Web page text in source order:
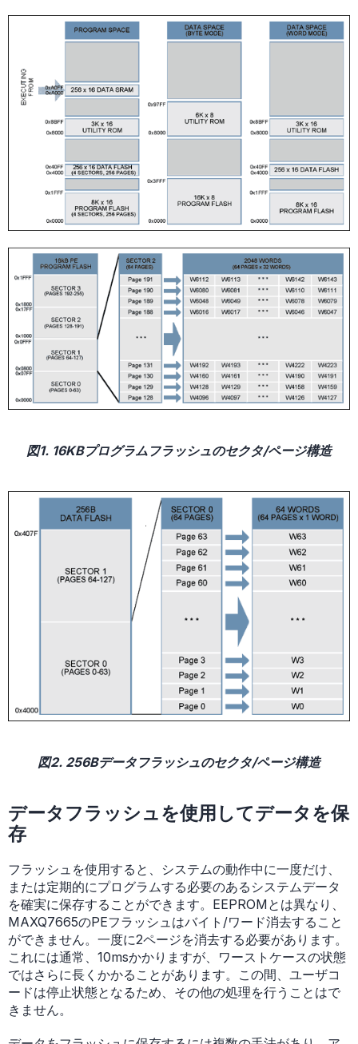
図1. 16KBプログラムフラッシュのセクタ/ページ構造
図2. 256Bデータフラッシュのセクタ/ページ構造
データフラッシュを使用してデータを保
存
フラッシュを使用すると、システムの動作中に一度だけ、
または定期的にプログラムする必要のあるシステムデータ
を確実に保存することができます。EEPROMとは異なり、
MAXQ7665のPEフラッシュはバイト/ワード消去すること
ができません。一度に2ページを消去する必要があります。
これには通常、10msかかりますが、ワーストケースの状態
ではさらに長くかかることがあります。この間、ユーザコ
ードは停止状態となるため、その他の処理を行うことはで
きません。